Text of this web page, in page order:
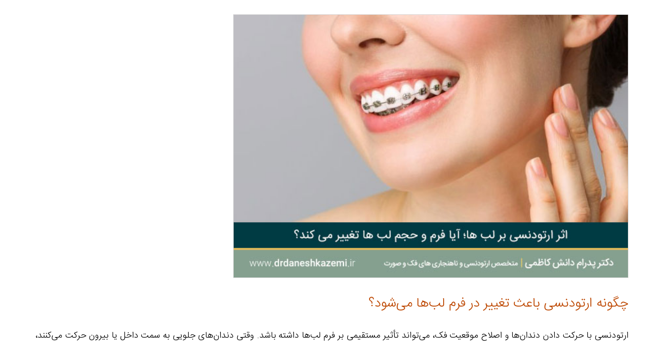
چگونه ارتودنسی باعث تغییر در فرم لب‌ها می‌شود؟
ارتودنسی با حرکت دادن دندان‌ها و اصلاح موقعیت فک، می‌تواند تأثیر مستقیمی بر فرم لب‌ها داشته باشد. وقتی دندان‌های جلویی به سمت داخل یا بیرون حرکت می‌کنند،